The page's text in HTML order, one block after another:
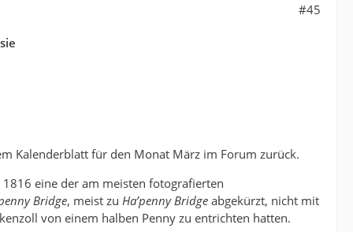
#45
Kalenderblatt für den Monat März im Forum zurück.
eine der am meisten fotografierten
Bridge, meist zu Ha’penny Bridge abgekürzt, nicht mit
von einem halben Penny zu entrichten hatten.